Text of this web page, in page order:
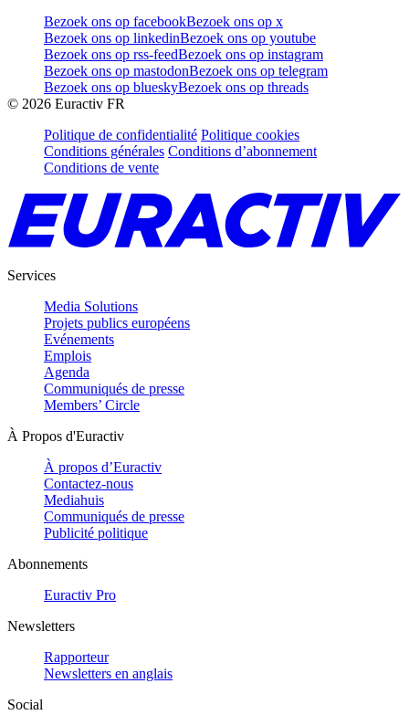
Bezoek ons op facebookBezoek ons op x
Bezoek ons op linkedinBezoek ons op youtube
Bezoek ons op rss-feedBezoek ons op instagram
Bezoek ons op mastodonBezoek ons op telegram
Bezoek ons op blueskyBezoek ons op threads
© 2026 Euractiv FR
Politique de confidentialité Politique cookies
Conditions générales Conditions d’abonnement
Conditions de vente
Services
Media Solutions
Projets publics européens
Evénements
Emplois
Agenda
Communiqués de presse
Members’ Circle
À Propos d'Euractiv
À propos d’Euractiv
Contactez-nous
Mediahuis
Communiqués de presse
Publicité politique
Abonnements
Euractiv Pro
Newsletters
Rapporteur
Newsletters en anglais
Social